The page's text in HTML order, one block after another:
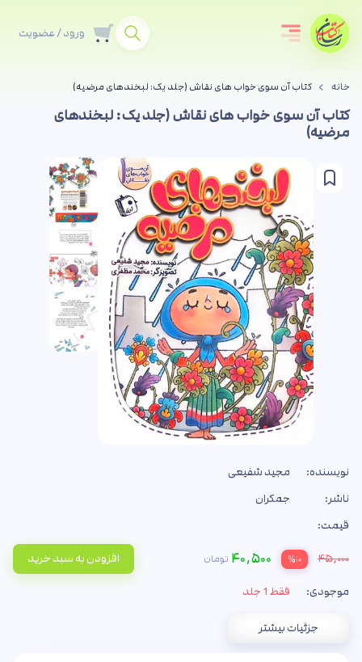
ورود / عضویت
خانه کتاب آن سوی خواب های نقاش (جلد یک: لبخندهای مرضیه)
کتاب آن سوی خواب های نقاش (جلد یک: لبخندهای
مرضیه)
نویسنده:
مجید شفیعی
ناشر:
جمکران
قیمت:
۴۵,۰۰۰ %۱۰ ۴۰,۵۰۰ تومان افزودن به سبد خرید
موجودی: فقط 1 جلد
جزئیات بیشتر